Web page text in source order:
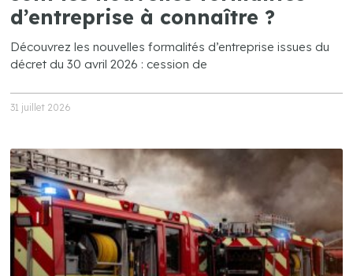
d’entreprise à connaître ?
Découvrez les nouvelles formalités d’entreprise issues du
décret du 30 avril 2026 : cession de
31 juillet 2026